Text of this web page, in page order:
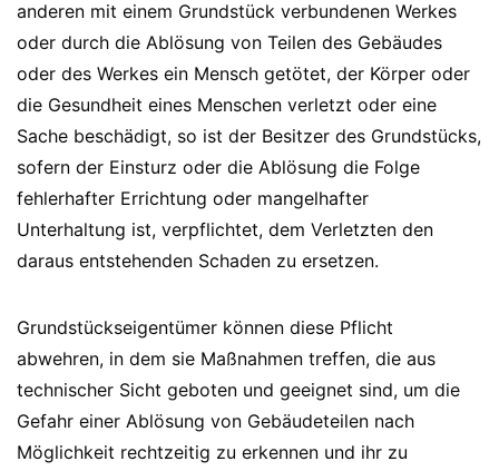
anderen mit einem Grundstück verbundenen Werkes
oder durch die Ablösung von Teilen des Gebäudes
oder des Werkes ein Mensch getötet, der Körper oder
die Gesundheit eines Menschen verletzt oder eine
Sache beschädigt, so ist der Besitzer des Grundstücks,
sofern der Einsturz oder die Ablösung die Folge
fehlerhafter Errichtung oder mangelhafter
Unterhaltung ist, verpflichtet, dem Verletzten den
daraus entstehenden Schaden zu ersetzen.
Grundstückseigentümer können diese Pflicht
abwehren, in dem sie Maßnahmen treffen, die aus
technischer Sicht geboten und geeignet sind, um die
Gefahr einer Ablösung von Gebäudeteilen nach
Möglichkeit rechtzeitig zu erkennen und ihr zu